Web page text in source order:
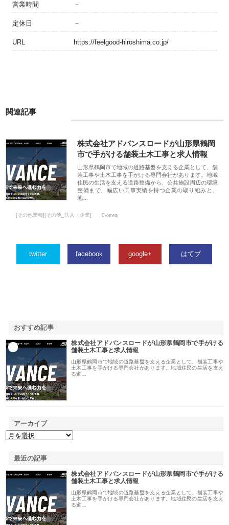
営業時間 －
定休日 －
URL https://feelgood-hiroshima.co.jp/
関連記事
株式会社アドバンスロードが山形県鶴岡
市で手がける舗装土木工事と求人情報
山形県鶴岡市で地域の道路基盤を支える企業として、舗
装工事や土木工事を手がける専門会社があります。地域
住民の生活を支える道路整備から、公共施設周辺の環境
整備まで、幅広い工事実績を持つ企業の取り組みと、
地…
[その他業種][その他_法人・企業] 0views
twitter facebook google+ はてブ
おすすめ記事
株式会社アドバンスロードが山形県鶴岡市で手がける
舗装土木工事と求人情報
山形県鶴岡市で地域の道路基盤を支える企業として、舗装工事や
土木工事を手がける専門会社があります。地域住民の生活を支え
る道…
アーカイブ
最近の記事
株式会社アドバンスロードが山形県鶴岡市で手がける
舗装土木工事と求人情報
山形県鶴岡市で地域の道路基盤を支える企業として、舗装工事や
土木工事を手がける専門会社があります。地域住民の生活を支え
る道…